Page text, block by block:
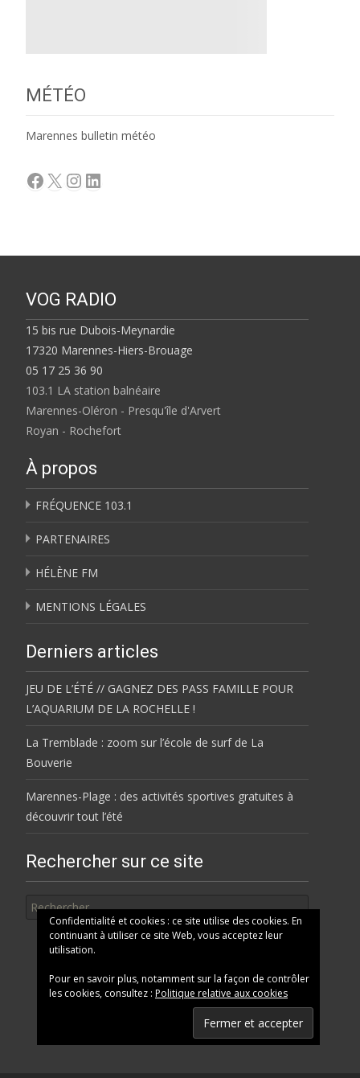
MÉTÉO
Marennes bulletin météo
Facebook
X Instagram
LinkedIn
VOG RADIO
15 bis rue Dubois-Meynardie
17320 Marennes-Hiers-Brouage
05 17 25 36 90
103.1 LA station balnéaire
Marennes-Oléron - Presqu'île d'Arvert
Royan - Rochefort
À propos
FRÉQUENCE 103.1
PARTENAIRES
HÉLÈNE FM
MENTIONS LÉGALES
Derniers articles
JEU DE L’ÉTÉ // GAGNEZ DES PASS FAMILLE POUR
L’AQUARIUM DE LA ROCHELLE !
La Tremblade : zoom sur l’école de surf de La
Bouverie
Marennes-Plage : des activités sportives gratuites à
découvrir tout l’été
Rechercher sur ce site
Confidentialité et cookies : ce site utilise des cookies. En
continuant à utiliser ce site Web, vous acceptez leur
utilisation.
Pour en savoir plus, notamment sur la façon de contrôler
les cookies, consultez : Politique relative aux cookies